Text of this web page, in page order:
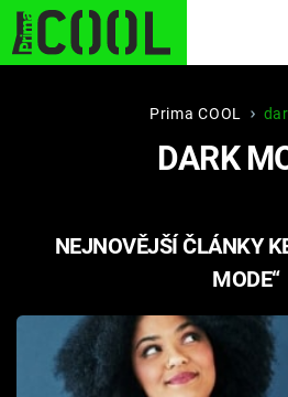
STARHOUSE BUFFY,
PLNEJ KOTEL
Filmy
Prima COOL
DARK
NEJNOVĚJŠÍ ČLÁNKY
MODE“